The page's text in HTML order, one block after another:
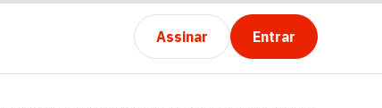
Assinar Entrar